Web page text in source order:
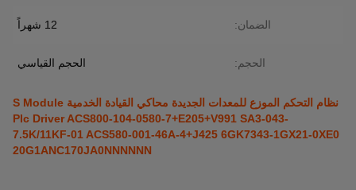
الضمان: 12 شهراً
الحجم: الحجم القياسي
نظام التحكم الموزع للمعدات الجديدة محاكي القيادة الخدمية S Module
Plc Driver ACS800-104-0580-7+E205+V991 SA3-043-
7.5K/11KF-01 ACS580-001-46A-4+J425 6GK7343-1GX21-0XE0
20G1ANC170JA0NNNNNN